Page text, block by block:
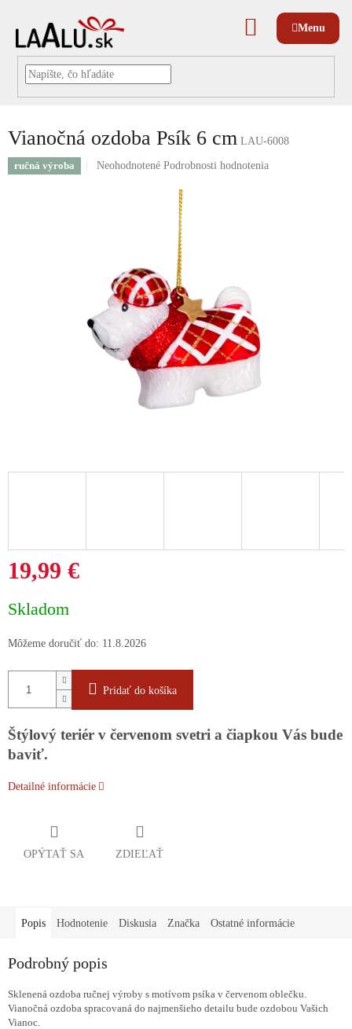
NÁKUPNÝ
KOŠÍK
Vianočná ozdoba Psík 6 cm LAU-6008
ručná výroba
Priemerné
hviezdičiek.
Neohodnotené Podrobnosti hodnotenia
19,99 €
cena:
Skladom
Môžeme doručiť do: 11.8.2026
Pridať do košíka
Štýlový teriér v červenom svetri a čiapkou Vás bude
baviť.
Detailné informácie
OPÝTAŤ SA ZDIEĽAŤ
Popis Hodnotenie Diskusia Značka Ostatné informácie
Podrobný popis
Sklenená ozdoba ručnej výroby s motívom psíka v červenom oblečku.
Vianočná ozdoba spracovaná do najmenšieho detailu bude ozdobou Vašich
Vianoc.